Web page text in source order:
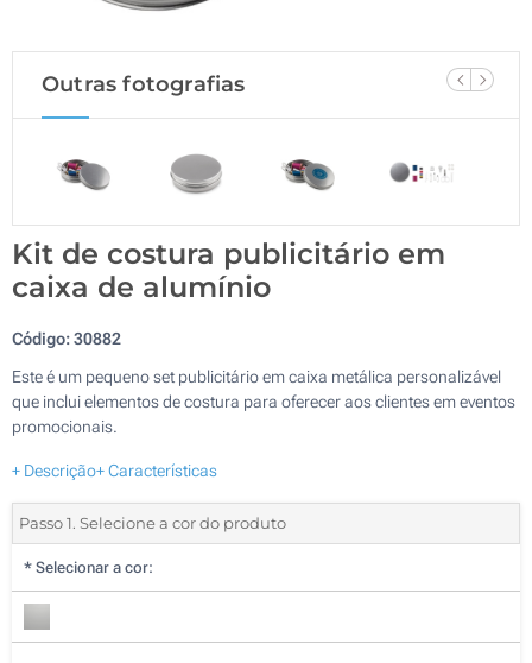
Outras fotografias
Kit de costura publicitário em
caixa de alumínio
Código:30882
Este é um pequeno set publicitário em caixa metálica personalizável
que inclui elementos de costura para oferecer aos clientes em eventos
promocionais.
+ Descrição+ Características
Passo 1. Selecione a cor do produto
* Selecionar a cor: